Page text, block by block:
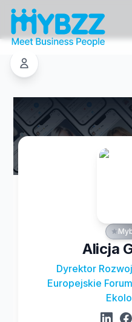
Alicja
Dyrektor
Europejskie